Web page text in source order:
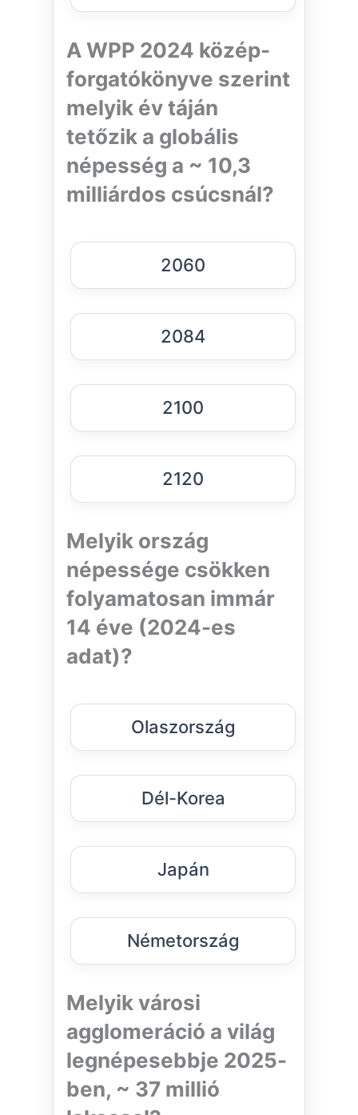
A WPP 2024 közép-
forgatókönyve szerint
melyik év táján
tetőzik a globális
népesség a ~ 10,3
milliárdos csúcsnál?
2060
2084
2100
2120
Melyik ország
népessége csökken
folyamatosan immár
14 éve (2024-es
adat)?
Olaszország
Dél-Korea
Japán
Németország
Melyik városi
agglomeráció a világ
legnépesebbje 2025-
ben, ~ 37 millió